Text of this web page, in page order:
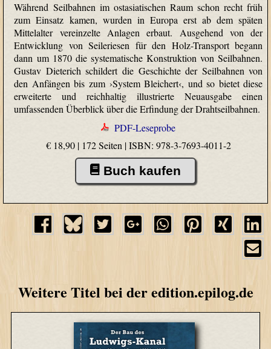
Während Seilbahnen im ostasiatischen Raum schon recht früh
zum Einsatz kamen, wurden in Europa erst ab dem späten
Mittelalter vereinzelte Anlagen erbaut. Ausgehend von der
Entwicklung von Seileriesen für den Holz-Transport begann
dann um 1870 die systematische Konstruktion von Seilbahnen.
Gustav Dieterich schildert die Geschichte der Seilbahnen von
den Anfängen bis zum ›System Bleichert‹, und so bietet diese
erweiterte und reichhaltig illustrierte Neuausgabe einen
umfassenden Überblick über die Erfindung der Drahtseilbahnen.
PDF-Leseprobe
€ 18,90 | 172 Seiten |ISBN: 978-3-7693-4011-2
Buch kaufen
Weitere Titel bei der edition.epilog.de